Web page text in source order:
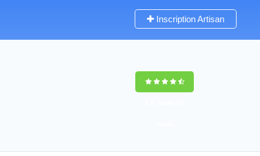
Inscription Artisan